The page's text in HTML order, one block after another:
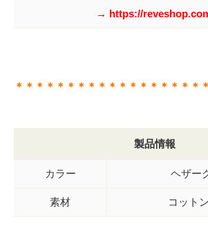
→ https://
＊＊＊＊＊＊＊＊＊＊＊＊＊＊＊＊＊＊
製品情報
カラー ヘザー
素材 コット